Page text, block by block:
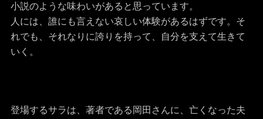
小説のような味わいがあると思っています。
人には、誰にも言えない哀しい体験があるはずです。そ
れでも、それなりに誇りを持って、自分を支えて生きて
いく。
登場するサラは、著者である岡田さんに、亡くなった夫